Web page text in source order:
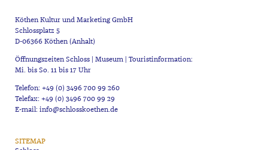
Köthen Kultur und Marketing GmbH
Schlossplatz 5
D-06366 Köthen (Anhalt)
Öffnungszeiten Schloss | Museum | Touristinformation:
Mi. bis So. 11 bis 17 Uhr
Telefon: +49 (0) 3496 700 99 260
Telefax: +49 (0) 3496 700 99 29
E-mail: info@schlosskoethen.de
SITEMAP